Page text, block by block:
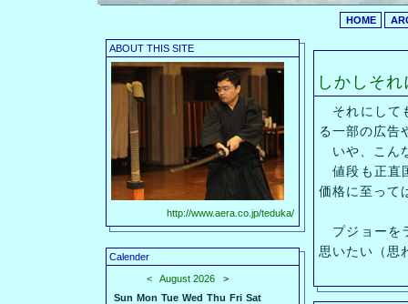
HOME
ABOUT THIS SITE
http://www.aera.co.jp/teduka/
Calender
<
August 2026 >
Sun Mon Tue Wed Thu Fri Sat
しかしそ
それにして
る一部の広告
いや、こん
値段も正直
価格に至って
プジョーを
思いたい（思